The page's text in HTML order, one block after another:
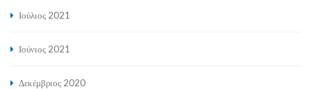
Ιούλιος 2021
Ιούνιος 2021
Δεκέμβριος 2020